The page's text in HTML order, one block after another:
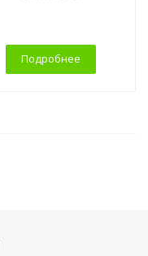
Подробнее